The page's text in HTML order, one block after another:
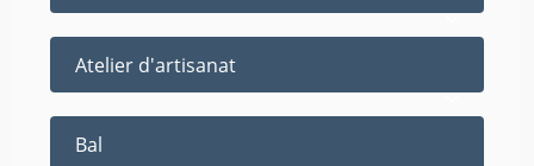
Atelier d'artisanat
Bal